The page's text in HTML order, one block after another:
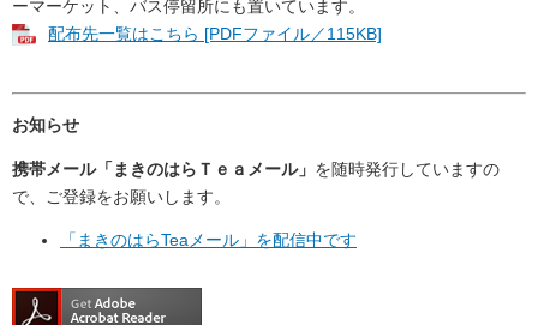
ーマーケット、バス停留所にも置いています。
配布先一覧はこちら [PDFファイル／115KB]
お知らせ
携帯メール「まきのはらＴｅａメール」 を随時発行していますの
で、ご登録をお願いします。
「まきのはらTeaメール」を配信中です